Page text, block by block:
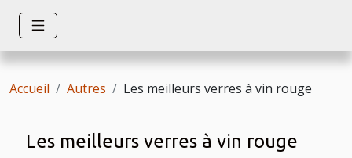
Accueil Autres Les meilleurs verres à vin rouge
Les meilleurs verres à vin rouge